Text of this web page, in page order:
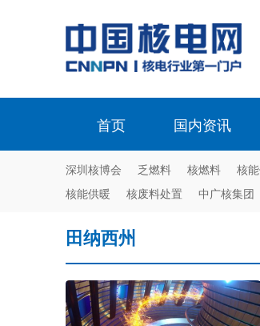
首页 国内资讯
深圳核博会 乏燃料 核燃料 核
核能供暖
核废料处置 中广核集团
田纳西州